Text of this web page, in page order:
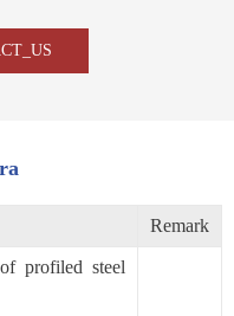
Remark
profiled steel